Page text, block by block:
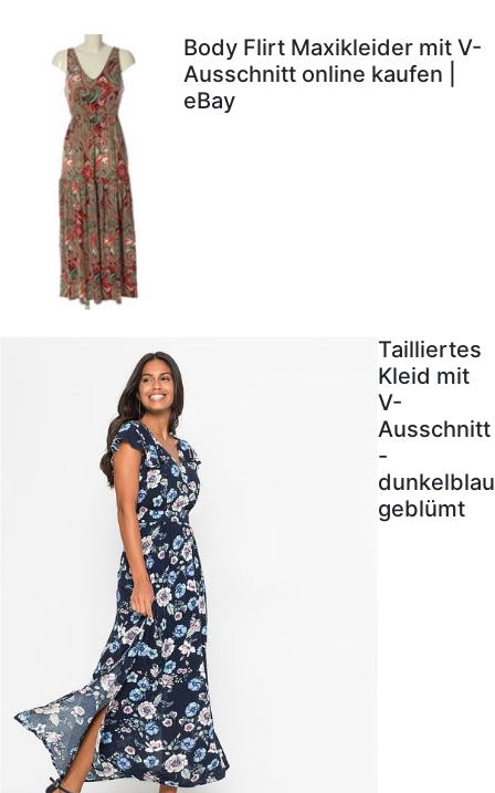
Body Flirt Maxikleider mit V-
Ausschnitt online kaufen |
eBay
Tailliertes
Kleid mit
V-
Ausschnitt
-
dunkelblau
geblümt